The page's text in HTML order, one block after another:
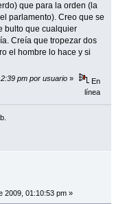
que para la orden (la
parlamento). Creo que se
bulto que cualquier
Creía que tropezar dos
el hombre lo hace y si
pm por usuario »
En
línea
2009, 01:10:53 pm »